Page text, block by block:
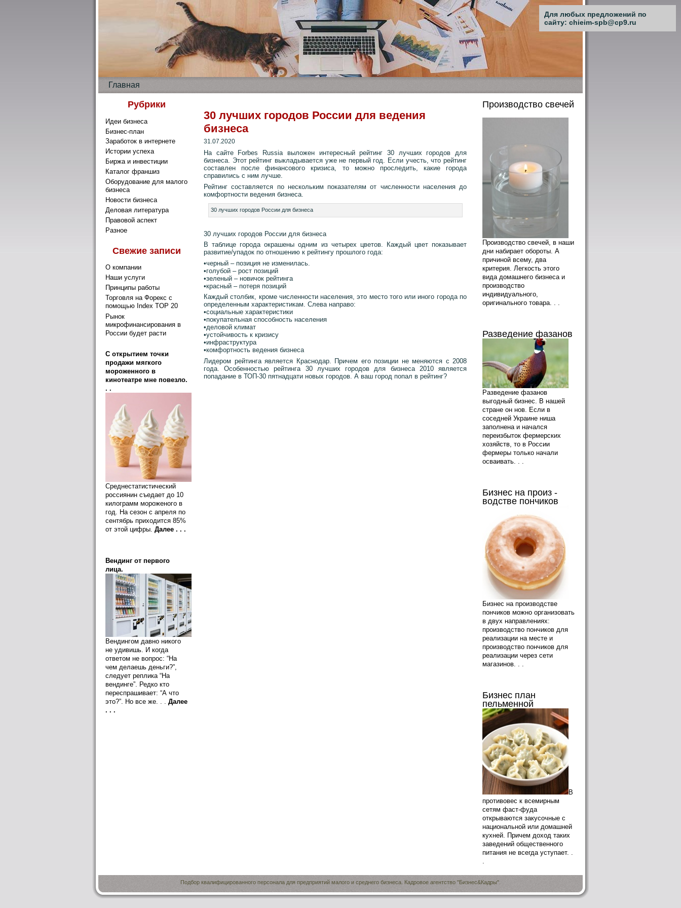
Главная
Рубрики
Идеи бизнеса
Бизнес-план
Заработок в интернете
Истории успеха
Биржа и инвестиции
Каталог франшиз
Оборудование для малого
бизнеса
Новости бизнеса
Деловая литература
Правовой аспект
Разное
Свежие записи
О компании
Наши услуги
Принципы работы
Торговля на Форекс с
помощью Index TOP 20
Рынок
микрофинансирования в
России будет расти
C открытием точки
продажи мягкого
мороженного в
кинотеатре мне повезло.
. .
Среднестатистический
россиянин съедает до 10
килограмм мороженого в
год. На сезон с апреля по
сентябрь приходится 85%
от этой цифры. Далее . . .
Вендинг от первого
лица.
Вендингом давно никого
не удивишь. И когда
ответом не вопрос: “На
чем делаешь деньги?”,
следует реплика “На
вендинге”. Редко кто
переспрашивает: “А что
это?”. Но все же. . . Далее
. . .
30 лучших городов России для ведения
бизнеса
31.07.2020
На сайте Forbes Russia выложен интересный рейтинг 30 лучших городов для
бизнеса. Этот рейтинг выкладывается уже не первый год. Если учесть, что рейтинг
составлен после финансового кризиса, то можно проследить, какие города
справились с ним лучше.
Рейтинг составляется по нескольким показателямот численности населения до
комфортности ведения бизнеса.
30 лучших городов России для бизнеса
30 лучших городов России для бизнеса
В таблице города окрашены одним из четырех цветов. Каждый цвет показывает
развитие/упадок по отношению к рейтингу прошлого года:
•черный – позиция не изменилась.
•голубой – рост позиций
•зеленый – новичок рейтинга
•красный – потеря позиций
Каждый столбик, кроме численности населения, это место того или иного города по
определенным характеристикам. Слева направо:
•социальные характеристики
•покупательная способность населения
•деловой климат
•устойчивость к кризису
•инфраструктура
•комфортность ведения бизнеса
Лидером рейтинга является Краснодар. Причем его позиции не меняются с 2008
года. Особенностью рейтинга 30 лучших городов для бизнеса 2010 является
попадание в ТОП-30 пятнадцати новых городов. А ваш город попал в рейтинг?
Производство свечей
Производство свечей, в наши
дни набирает обороты. А
причиной всему, два
критерия. Легкость этого
вида домашнего бизнеса и
производство
индивидуального,
оригинального товара. . .
Разведение фазанов
Разведение фазанов
выгодный бизнес. В нашей
стране он нов. Если в
соседней Украине ниша
заполнена и начался
переизбыток фермерских
хозяйств, то в России
фермеры только начали
осваивать. . .
Бизнес на произ -
водстве пончиков
Бизнес на производстве
пончиков можно организовать
в двух направлениях:
производство пончиков для
реализации на месте и
производство пончиков для
реализации через сети
магазинов. . .
Бизнес план
пельменной
В
противовес к всемирным
сетям фаст-фуда
открываются закусочные с
национальной или домашней
кухней. Причем доход таких
заведений общественного
питания не всегда уступает. .
.
Подбор квалифицированного персонала для предприятий малого и среднего бизнеса. Кадровое агентство "Бизнес&Кадры".
Для любых предложений по
сайту: chieim-spb@cp9.ru